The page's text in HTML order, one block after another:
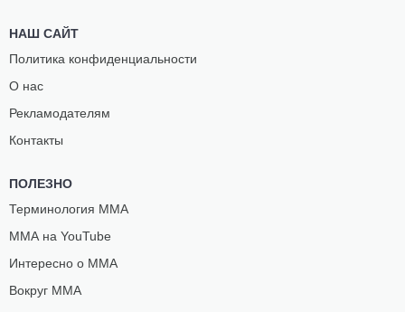
НАШ САЙТ
Политика конфиденциальности
О нас
Рекламодателям
Контакты
ПОЛЕЗНО
Терминология ММА
ММА на YouTube
Интересно о ММА
Вокруг ММА